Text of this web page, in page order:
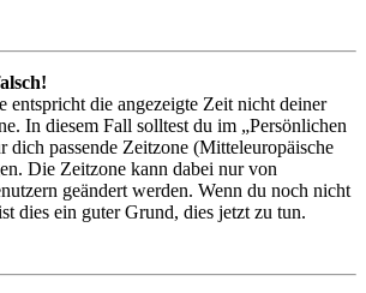
entspricht die angezeigte Zeit nicht deiner
In diesem Fall solltest du im „Persönlichen
dich passende Zeitzone (Mitteleuropäische
Die Zeitzone kann dabei nur von
geändert werden. Wenn du noch nicht
dies ein guter Grund, dies jetzt zu tun.